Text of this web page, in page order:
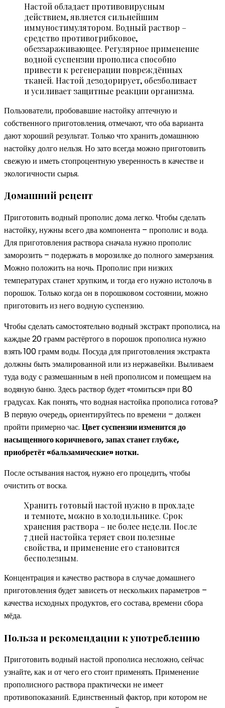
Настой обладает противовирусным
действием, является сильнейшим
иммуностимулятором. Водный раствор –
средство противогрибковое,
обеззараживающее. Регулярное применение
водной суспензии прополиса способно
привести к регенерации повреждённых
тканей. Настой дезодорирует, обезболивает
и усиливает защитные реакции организма.
Пользователи, пробовавшие настойку аптечную и
собственного приготовления, отмечают, что оба варианта
дают хороший результат. Только что хранить домашнюю
настойку долго нельзя. Но зато всегда можно приготовить
свежую и иметь стопроцентную уверенность в качестве и
экологичности сырья.
Домашний рецепт
Приготовить водный прополис дома легко. Чтобы сделать
настойку, нужны всего два компонента – прополис и вода.
Для приготовления раствора сначала нужно прополис
заморозить – подержать в морозилке до полного замерзания.
Можно положить на ночь. Прополис при низких
температурах станет хрупким, и тогда его нужно истолочь в
порошок. Только когда он в порошковом состоянии, можно
приготовить из него водную суспензию.
Чтобы сделать самостоятельно водный экстракт прополиса, на
каждые 20 грамм растёртого в порошок прополиса нужно
взять 100 грамм воды. Посуда для приготовления экстракта
должны быть эмалированной или из нержавейки. Выливаем
туда воду с размешанным в ней прополисом и помещаем на
водяную баню. Здесь раствор будет «томиться» при 80
градусах. Как понять, что водная настойка прополиса готова?
В первую очередь, ориентируйтесь по времени – должен
пройти примерно час. Цвет суспензии изменится до
насыщенного коричневого, запах станет глубже,
приобретёт «бальзамические» нотки.
После остывания настоя, нужно его процедить, чтобы
очистить от воска.
Хранить готовый настой нужно в прохладе
и темноте, можно в холодильнике. Срок
хранения раствора – не более недели. После
7 дней настойка теряет свои полезные
свойства, и применение его становится
бесполезным.
Концентрация и качество раствора в случае домашнего
приготовления будет зависеть от нескольких параметров –
качества исходных продуктов, его состава, времени сбора
мёда.
Польза и рекомендации к употреблению
Приготовить водный настой прополиса несложно, сейчас
узнайте, как и от чего его стоит применять. Применение
прополисного раствора практически не имеет
противопоказаний. Единственный фактор, при котором не